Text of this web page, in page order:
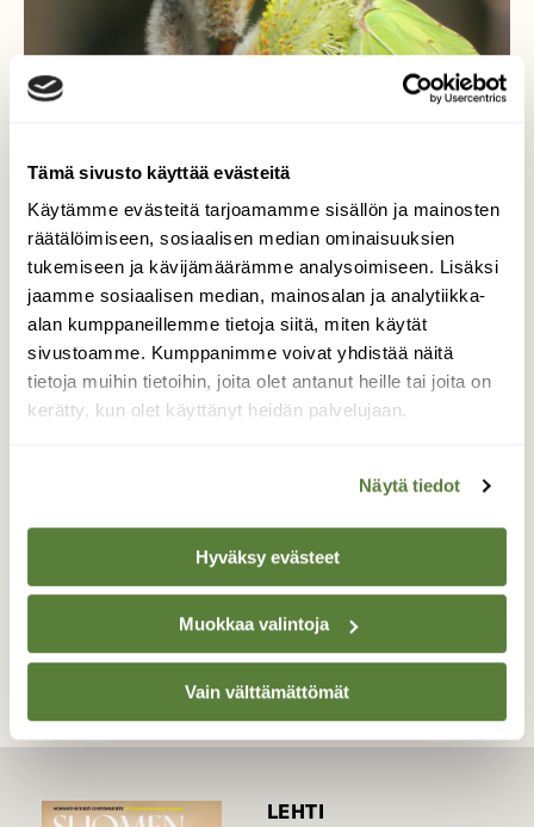
Tämä sivusto käyttää evästeitä
Käytämme evästeitä tarjoamamme sisällön ja mainosten
räätälöimiseen, sosiaalisen median ominaisuuksien
tukemiseen ja kävijämäärämme analysoimiseen. Lisäksi
jaamme sosiaalisen median, mainosalan ja analytiikka-
alan kumppaneillemme tietoja siitä, miten käytät
sivustoamme. Kumppanimme voivat yhdistää näitä
tietoja muihin tietoihin, joita olet antanut heille tai joita on
kerätty, kun olet käyttänyt heidän palvelujaan.
Näytä tiedot
Hyväksy evästeet
Muokkaa valintoja
Vain välttämättömät
Sitruunaperhonen
Sitruunaperhonen imee mettä pajupuun
kukinnosta.
TAKAISIN LISTAAN
LEHTI